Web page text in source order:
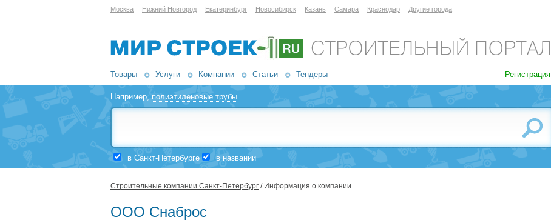
Москва Нижний Новгород Екатеринбург Новосибирск Казань Самара Краснодар Другие города
Товары Услуги Компании Статьи Тендеры Регистрация
Например,полиэтиленовые трубы
в Санкт-Петербурге в названии
Строительные компании Санкт-Петербург / Информация о компании
ООО Снаброс